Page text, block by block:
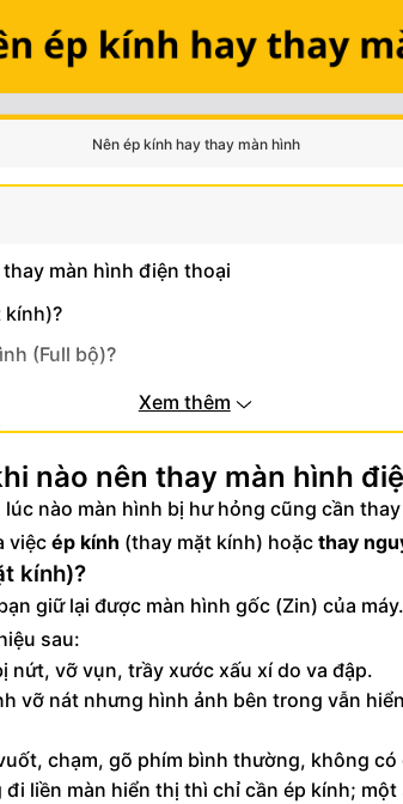
Nên ép kính hay thay màn hình
màn hình điện thoại
kính)?
(Full bộ)?
Xem thêm
nào nên thay màn hình
nào màn hình bị hư hỏng cũng cần
việc ép kính (thay mặt kính) hoặc thay
kính)?
giữ lại được màn hình gốc (Zin) của
sau:
nứt, vỡ vụn, trầy xước xấu xí do va đập.
vỡ nát nhưng hình ảnh bên trong vẫn
chạm, gõ phím bình thường, không
liền màn hiển thị thì chỉ cần ép kính;